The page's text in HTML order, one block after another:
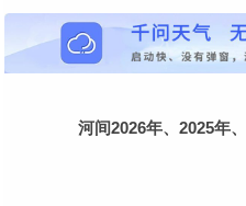
河间2026年、2025年